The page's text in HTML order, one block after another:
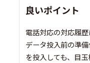
良いポイント
電話対応の対応履
データ投入前の準
を投入しても、目